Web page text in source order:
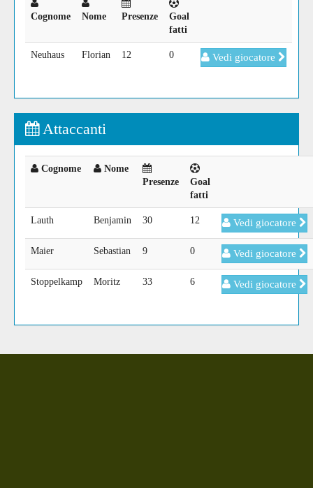
Cognome Nome Presenze
Goal
fatti
Neuhaus Florian 12 0 Vedi giocatore
Attaccanti
Cognome
Nome
Presenze
Goal
fatti
Lauth Benjamin 30 12 Vedi giocatore
Maier Sebastian 9 0 Vedi giocatore
Stoppelkamp Moritz 33 6 Vedi giocatore